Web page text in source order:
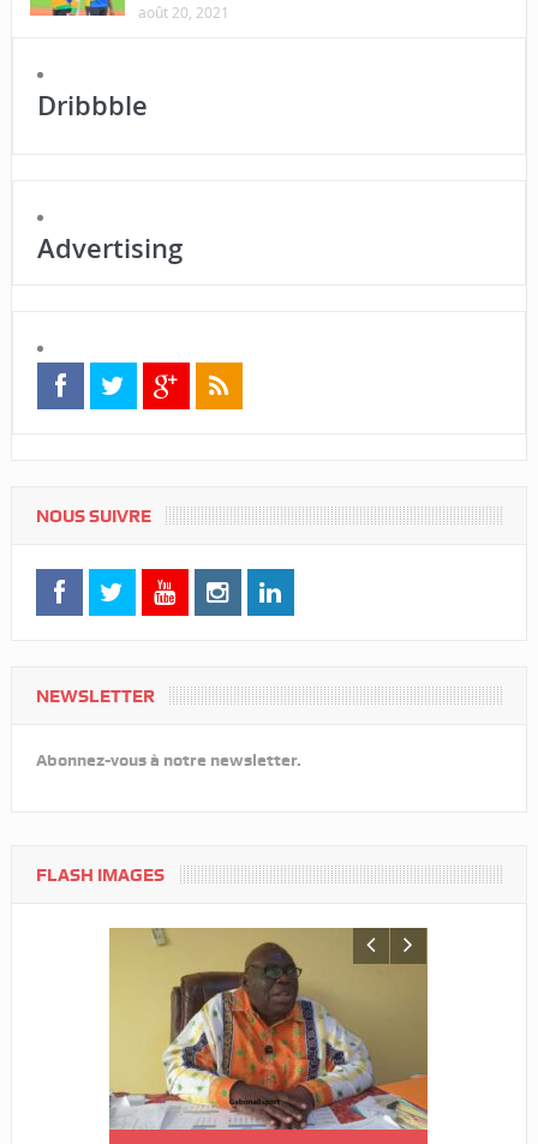
août 20, 2021
Dribbble
Advertising
NOUS SUIVRE
NEWSLETTER
Abonnez-vous à notre newsletter.
FLASH IMAGES